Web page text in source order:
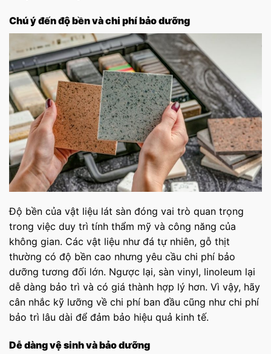
Chú ý đến độ bền và chi phí bảo dưỡng
Độ bền của vật liệu lát sàn đóng vai trò quan trọng
trong việc duy trì tính thẩm mỹ và công năng của
không gian. Các vật liệu như đá tự nhiên, gỗ thịt
thường có độ bền cao nhưng yêu cầu chi phí bảo
dưỡng tương đối lớn. Ngược lại, sàn vinyl, linoleum lại
dễ dàng bảo trì và có giá thành hợp lý hơn. Vì vậy, hãy
cân nhắc kỹ lưỡng về chi phí ban đầu cũng như chi phí
bảo trì lâu dài để đảm bảo hiệu quả kinh tế.
Dễ dàng vệ sinh và bảo dưỡng